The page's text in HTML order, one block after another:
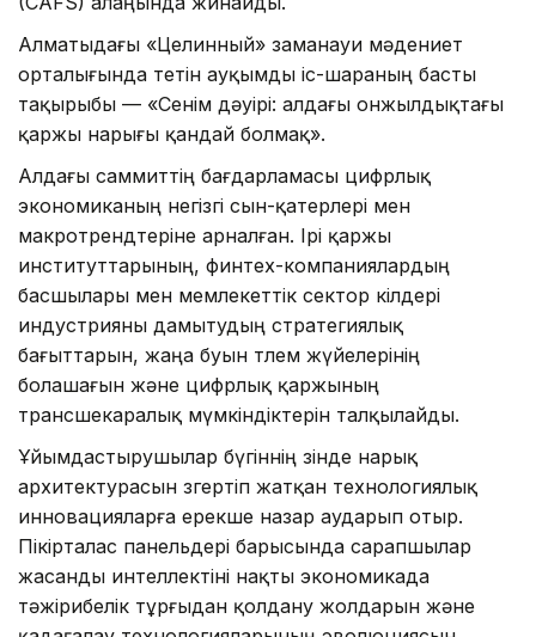
Алматыдағы «Целинный» заманауи мәдениет
орталығында өтетін ауқымды іс-шараның басты
тақырыбы — «Сенім дәуірі: алдағы онжылдықтағы
қаржы нарығы қандай болмақ».
Алдағы саммиттің бағдарламасы цифрлық
экономиканың негізгі сын-қатерлері мен
макротрендтеріне арналған. Ірі қаржы
институттарының, финтех-компаниялардың
басшылары мен мемлекеттік сектор өкілдері
индустрияны дамытудың стратегиялық
бағыттарын, жаңа буын төлем жүйелерінің
болашағын және цифрлық қаржының
трансшекаралық мүмкіндіктерін талқылайды.
Ұйымдастырушылар бүгіннің өзінде нарық
архитектурасын өзгертіп жатқан технологиялық
инновацияларға ерекше назар аударып отыр.
Пікірталас панельдері барысында сарапшылар
жасанды интеллектіні нақты экономикада
тәжірибелік тұрғыдан қолдану жолдарын және